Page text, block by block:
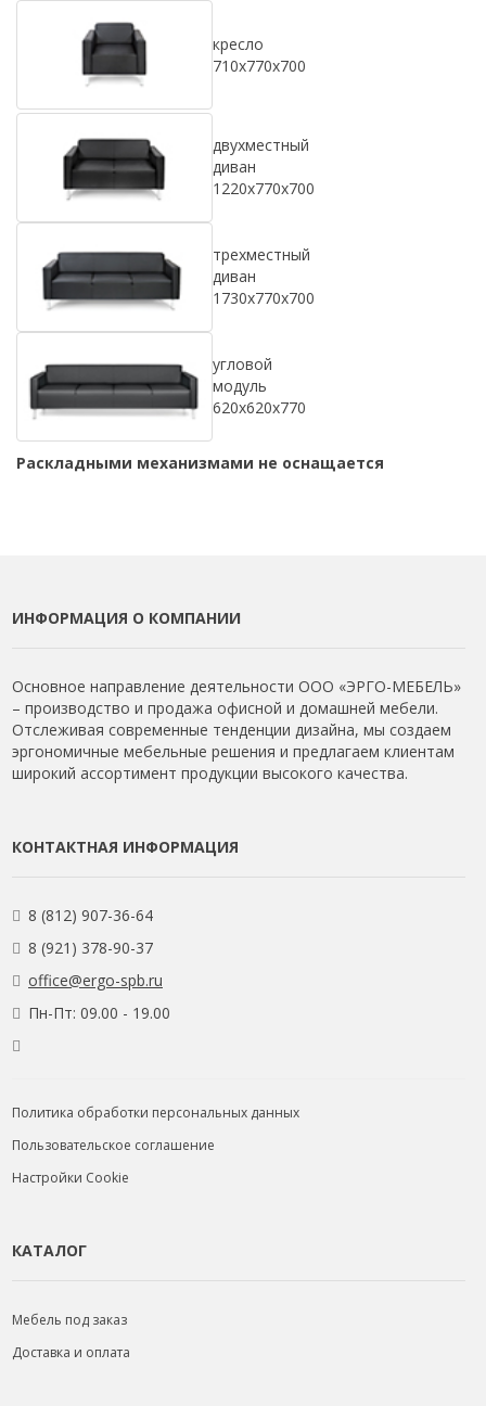
кресло
710х770х700
двухместный
диван
1220х770х700
трехместный
диван
1730х770х700
угловой
модуль
620x620x770
Раскладными механизмами не оснащается
ИНФОРМАЦИЯ О КОМПАНИИ
Основное направление деятельности ООО «ЭРГО-МЕБЕЛЬ»
– производство и продажа офисной и домашней мебели.
Отслеживая современные тенденции дизайна, мы создаем
эргономичные мебельные решения и предлагаем клиентам
широкий ассортимент продукции высокого качества.
КОНТАКТНАЯ ИНФОРМАЦИЯ
8 (812) 907-36-64
8 (921) 378-90-37
office@ergo-spb.ru
Пн-Пт: 09.00 - 19.00
Политика обработки персональных данных
Пользовательское соглашение
Настройки Cookie
КАТАЛОГ
Мебель под заказ
Доставка и оплата